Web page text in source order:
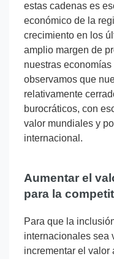
estas cadenas es
económico de la
crecimiento en los
amplio margen de
nuestras
observamos que
relativamente
burocráticos, con
valor mundiales y
internacional.
Aumentar el
para la
Para que la
internacionales sea
incrementar el valor